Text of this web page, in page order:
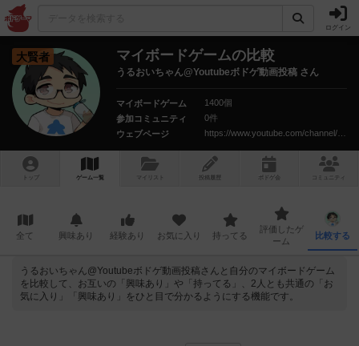
ログイン
大賢者 マイボードゲームの比較
うるおいちゃん@Youtubeボドゲ動画投稿 さん
マイボードゲーム
1400個
参加コミュニティ
0件
ウェブページ
トップ ゲーム一覧 マイリスト 投稿履歴 ボ ドゲ コミュニティ
全て 興味あり 経験あり お気に入り 持ってる
評価したゲ
ーム
比較する
うるおいちゃん@Youtubeボドゲ動画投稿さんと自分のマイボードゲーム
を比較して、お互いの「興味あり」や「持ってる」、2人とも共通の「お
気に入り」「興味あり」をひと目で分かるようにする機能です。